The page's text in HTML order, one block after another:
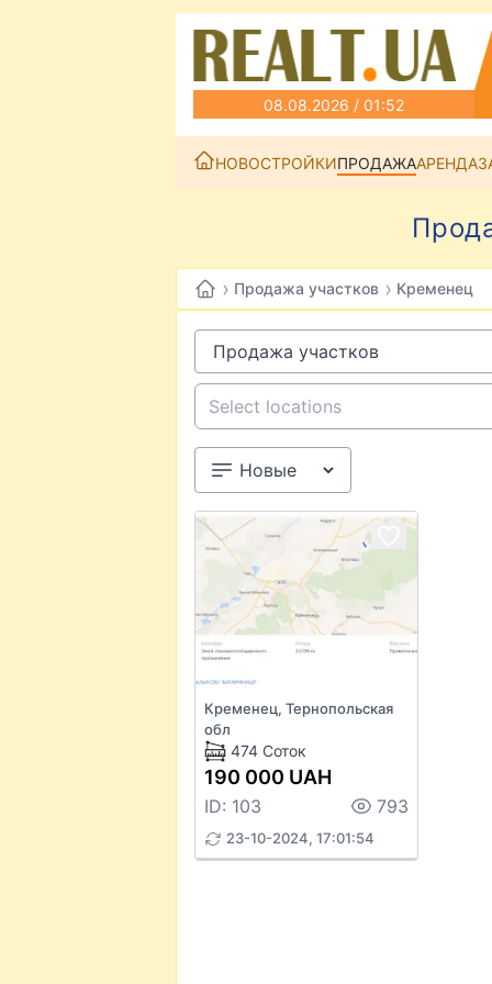
08.08.2026 / 01:52
НОВОСТРОЙКИПРОДАЖААРЕНДА
› Продажа участков › Кременец
Кременец, Тернопольская
обл
474 Соток
190 000 UAH
ID: 103 793
23-10-2024, 17:01:54